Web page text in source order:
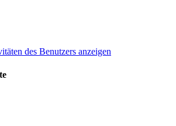
des Benutzers anzeigen